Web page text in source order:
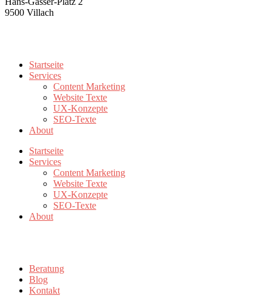
9500 Villach
Startseite
Services
Content Marketing
Website Texte
UX-Konzepte
SEO-Texte
About
Startseite
Services
Content Marketing
Website Texte
UX-Konzepte
SEO-Texte
About
Beratung
Blog
Kontakt